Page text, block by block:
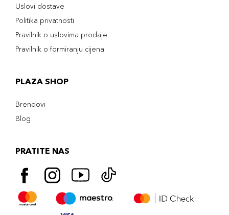
Uslovi dostave
Politika privatnosti
Pravilnik o uslovima prodaje
Pravilnik o formiranju cijena
PLAZA SHOP
Brendovi
Blog
PRATITE NAS